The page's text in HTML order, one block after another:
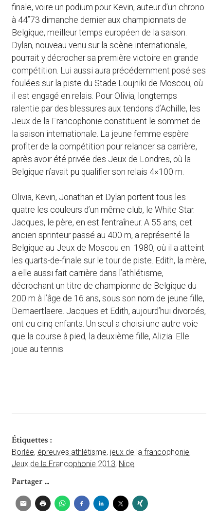
finale, voire un podium pour Kevin, auteur d’un chrono
à 44’’73 dimanche dernier aux championnats de
Belgique, meilleur temps européen de la saison.
Dylan, nouveau venu sur la scène internationale,
pourrait y décrocher sa première victoire en grande
compétition. Lui aussi aura précédemment posé ses
foulées sur la piste du Stade Loujniki de Moscou, où
il est engagé en relais. Pour Olivia, longtemps
ralentie par des blessures aux tendons d’Achille, les
Jeux de la Francophonie constituent le sommet de
la saison internationale. La jeune femme espère
profiter de la compétition pour relancer sa carrière,
après avoir été privée des Jeux de Londres, où la
Belgique n’avait pu qualifier son relais 4×100 m.
Olivia, Kevin, Jonathan et Dylan portent tous les
quatre les couleurs d’un même club, le White Star.
Jacques, le père, en est l’entraîneur. A 55 ans, cet
ancien sprinteur passé au 400 m, a représenté la
Belgique au Jeux de Moscou en 1980, où il a atteint
les quarts-de-finale sur le tour de piste. Edith, la mère,
a elle aussi fait carrière dans l’athlétisme,
décrochant un titre de championne de Belgique du
200 m à l’âge de 16 ans, sous son nom de jeune fille,
Demaertlaere. Jacques et Edith, aujourd’hui divorcés,
ont eu cinq enfants. Un seul a choisi une autre voie
que la course à pied, la deuxième fille, Alizia. Elle
joue au tennis.
Étiquettes :
Borlée, épreuves athlétisme, jeux de la francophonie,
Jeux de la Francophonie 2013, Nice
Partager ...